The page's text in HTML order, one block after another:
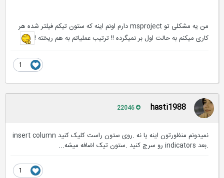
من یه مشکلی تو msproject دارم اونم اینه که ستون تیکم فیلتر شده هر
کاری میکنم به حالت اول بر نمیگرده !! ترتیب عملیاتم به هم ریخته !
hasti1988
نمیدونم منظورتون اینه یا نه .روی ستون راست کلیک کنید insert column
.بعد indicators رو سرچ کنید .ستون تیک اضافه میشه...